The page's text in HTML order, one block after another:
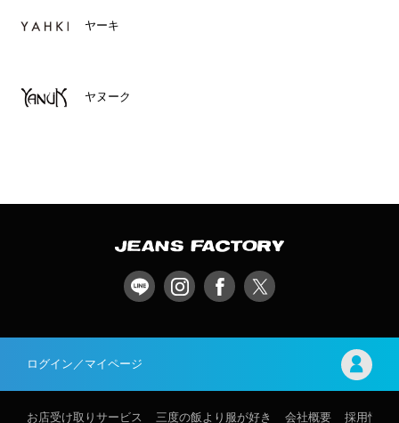
ヤーキ
ヤヌーク
ログイン／マイページ
お店受け取りサービス 三度の飯より服が好き 会社概要 採用情報